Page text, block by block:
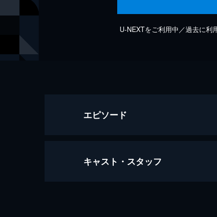
U-NEXTをご利用中／過去に利
エピソード
潮風のアリア (京都音博2021 Live at
キャスト・スタッフ